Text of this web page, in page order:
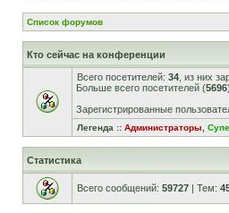
Список форумов
Кто сейчас на конференции
Всего посетителей: 34 , из них
Больше всего посетителей (5696
Зарегистрированные
Легенда :: Администраторы
Статистика
Всего сообщений: 59727 | Тем: